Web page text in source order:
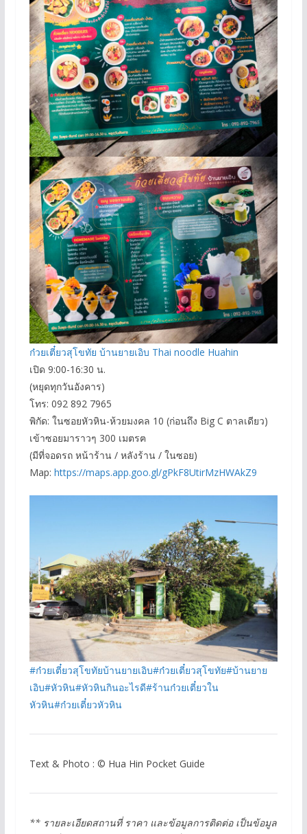
ก๋วยเตี๋ยวสุโขทัย บ้านยายเอิบ Thai noodle Huahin
เปิด 9:00-16:30 น.
(หยุดทุกวันอังคาร)
โทร: 092 892 7965
พิกัด: ในซอยหัวหิน-ห้วยมงคล 10 (ก่อนถึง Big C ตาลเดียว)
เข้าซอยมาราวๆ 300 เมตรฅ
(มีที่จอดรถ หน้าร้าน / หลังร้าน / ในซอย)
Map: https://maps.app.goo.gl/gPkF8UtirMzHWAkZ9
#ก๋วยเตี๋ยวสุโขทัยบ้านยายเอิบ#ก๋วยเตี๋ยวสุโขทัย#บ้านยาย
เอิบ#หัวหิน#หัวหินกินอะไรดี#ร้านก๋วยเตี๋ยวใน
หัวหิน#ก๋วยเตี๋ยวหัวหิน
Text & Photo : © Hua Hin Pocket Guide
** รายละเอียดสถานที่ ราคา และข้อมูลการติดต่อ เป็นข้อมูล